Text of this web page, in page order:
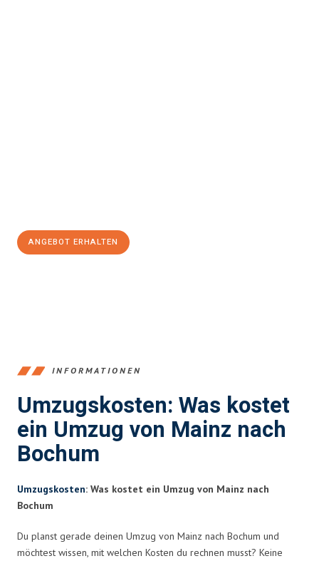
ANGEBOT ERHALTEN
INFORMATIONEN
Umzugskosten: Was kostet
ein Umzug von Mainz nach
Bochum
Umzugskosten: Was kostet ein Umzug von Mainz nach
Bochum
Du planst gerade deinen Umzug von Mainz nach Bochum und
möchtest wissen, mit welchen Kosten du rechnen musst? Keine